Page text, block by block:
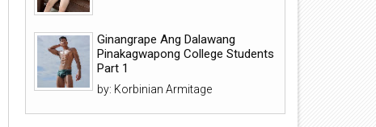
Ginangrape Ang Dalawang
Pinakagwapong College Students
Part 1
by: Korbinian Armitage